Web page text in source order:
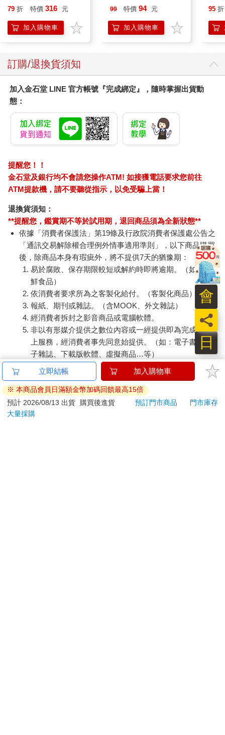
79 折 特價 316 元
加入購物車
99 特價 94 元
加入購物車
綠
95 折
訂購/退換貨須知
加入金石堂 LINE 官方帳號『完成綁定』，隨時掌握出貨動
態：
提醒您！！
金石堂及銀行均不會請您操作ATM! 如接獲電話要求您前往
ATM提款機，請不要聽從指示，以免受騙上當！
退換貨須知：
**提醒您，鑑賞期不等於試用期，退回商品須為全新狀態**
依據「消費者保護法」第19條及行政院消費者保護處公告之
「通訊交易解除權合理例外情事適用準則」，以下商品購買
後，除商品本身有瑕疵外，將不提供7天的猶豫期：
易於腐敗、保存期限較短或解約時即將逾期。（如：生
鮮食品）
依消費者要求所為之客製化給付。（客製化商品）
報紙、期刊或雜誌。（含MOOK、外文雜誌）
經消費者拆封之影音商品或電腦軟體。
非以有形媒介提供之數位內容或一經提供即為完成之線
上服務，經消費者事先同意始提供。（如：電子書、電
子雜誌、下載版軟體、虛擬商品…等）
已拆封之個人衛生用品。（如：內衣褲、刮鬍刀、除毛
刀…等）
若非上列種類商品，均享有到貨7天的猶豫期（含例假
日）。
辦理退換貨時，商品（組合商品恕無法接受單獨退貨）必須
立即結帳 加入購物車
※ 本商品會員日滿額金幣加碼回饋最高15倍
預計 2026/08/13 出貨
購買後進貨 預訂門市商品
門市庫存
大量採購
日
員
會